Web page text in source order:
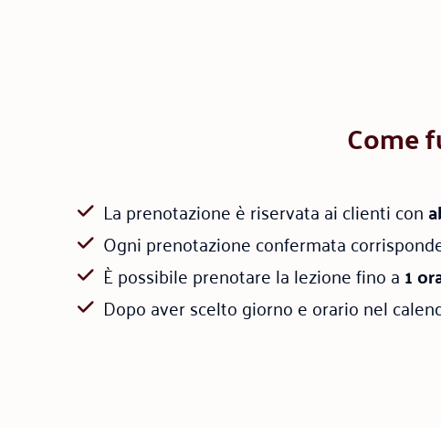
Come
La prenotazione è riservata ai clienti con
Ogni prenotazione confermata
È possibile prenotare la lezione fino a1
Dopo aver scelto giorno e orario nel